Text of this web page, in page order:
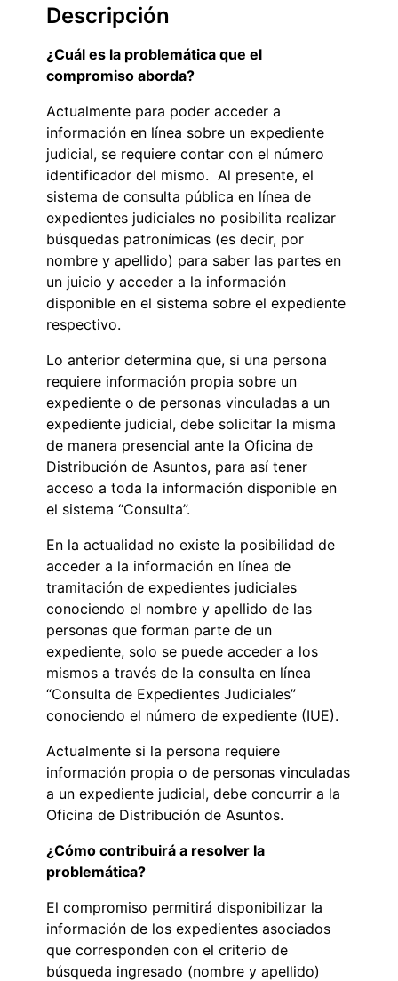
Descripción
¿Cuál es la problemática que el
compromiso aborda?
Actualmente para poder acceder a
información en línea sobre un expediente
judicial, se requiere contar con el número
identificador del mismo. Al presente, el
sistema de consulta pública en línea de
expedientes judiciales no posibilita realizar
búsquedas patronímicas (es decir, por
nombre y apellido) para saber las partes en
un juicio y acceder a la información
disponible en el sistema sobre el expediente
respectivo.
Lo anterior determina que, si una persona
requiere información propia sobre un
expediente o de personas vinculadas a un
expediente judicial, debe solicitar la misma
de manera presencial ante la Oficina de
Distribución de Asuntos, para así tener
acceso a toda la información disponible en
el sistema “Consulta”.
En la actualidad no existe la posibilidad de
acceder a la información en línea de
tramitación de expedientes judiciales
conociendo el nombre y apellido de las
personas que forman parte de un
expediente, solo se puede acceder a los
mismos a través de la consulta en línea
“Consulta de Expedientes Judiciales”
conociendo el número de expediente (IUE).
Actualmente si la persona requiere
información propia o de personas vinculadas
a un expediente judicial, debe concurrir a la
Oficina de Distribución de Asuntos.
¿Cómo contribuirá a resolver la
problemática?
El compromiso permitirá disponibilizar la
información de los expedientes asociados
que corresponden con el criterio de
búsqueda ingresado (nombre y apellido)